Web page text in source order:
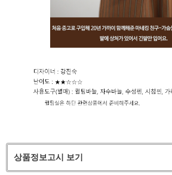
상품정보고시 보기